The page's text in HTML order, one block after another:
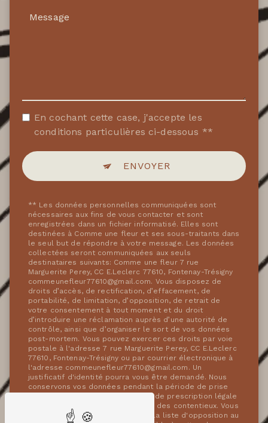
En cochant cette case, j'accepte les
conditions particulières ci-dessous **
ENVOYER
** Les données personnelles communiquées sont
nécessaires aux fins de vous contacter et sont
enregistrées dans un fichier informatisé. Elles sont
destinées à Comme une fleur et ses sous-traitants dans
le seul but de répondre à votre message. Les données
collectées seront communiquées aux seuls
destinataires suivants: Comme une fleur 7 rue
Marguerite Perey, CC E.Leclerc 77610, Fontenay-Trésigny
commeunefleur77610@gmail.com. Vous disposez de
droits d’accès, de rectification, d’effacement, de
portabilité, de limitation, d’opposition, de retrait de
votre consentement à tout moment et du droit
d’introduire une réclamation auprès d’une autorité de
contrôle, ainsi que d’organiser le sort de vos données
post-mortem. Vous pouvez exercer ces droits par voie
postale à l'adresse 7 rue Marguerite Perey, CC E.Leclerc
77610, Fontenay-Trésigny ou par courrier électronique à
l'adresse commeunefleur77610@gmail.com. Un
justificatif d'identité pourra vous être demandé. Nous
conservons vos données pendant la période de prise
de contact puis pendant la durée de prescription légale
aux fins probatoires et de gestion des contentieux. Vous
avez le droit de vous inscrire sur la liste d'opposition au